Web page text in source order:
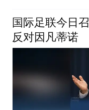
国际足联今日
反对因凡蒂诺